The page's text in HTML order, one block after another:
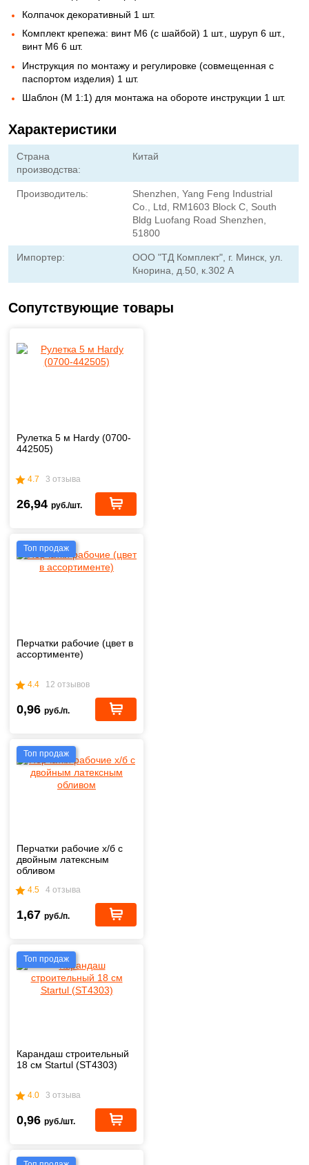
Колпачок декоративный 1 шт.
Комплект крепежа: винт М6 (с шайбой) 1 шт., шуруп 6 шт.,
винт М6 6 шт.
Инструкция по монтажу и регулировке (совмещенная с
паспортом изделия) 1 шт.
Шаблон (М 1:1) для монтажа на обороте инструкции 1 шт.
Характеристики
Страна
производства:
Китай
Производитель:
Shenzhen, Yang Feng Industrial
Co., Ltd, RM1603 Block C, South
Bldg Luofang Road Shenzhen,
51800
Импортер:
ООО "ТД Комплект", г. Минск, ул.
Кнорина, д.50, к.302 А
Сопутствующие товары
Рулетка 5 м Hardy (0700-
442505)
4.7 3 отзыва
26,94 руб./шт.
Топ продаж
Перчатки рабочие (цвет в
ассортименте)
4.4 12 отзывов
0,96 руб./п.
Топ продаж
Перчатки рабочие х/б с
двойным латексным
обливом
4.5 4 отзыва
1,67 руб./п.
Топ продаж
Карандаш строительный
18 см Startul (ST4303)
4.0 3 отзыва
0,96 руб./шт.